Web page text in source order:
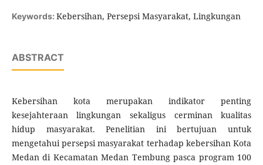
Keywords: Kebersihan, Persepsi Masyarakat, Lingkungan
ABSTRACT
Kebersihan kota merupakan indikator penting
kesejahteraan lingkungan sekaligus cerminan kualitas
hidup masyarakat. Penelitian ini bertujuan untuk
mengetahui persepsi masyarakat terhadap kebersihan Kota
Medan di Kecamatan Medan Tembung pasca program 100